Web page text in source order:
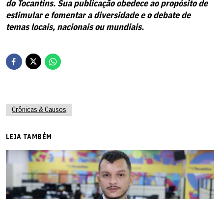
do Tocantins. Sua publicação obedece ao propósito de
estimular e fomentar a diversidade e o debate de
temas locais, nacionais ou mundiais.
Crônicas & Causos
LEIA TAMBÉM